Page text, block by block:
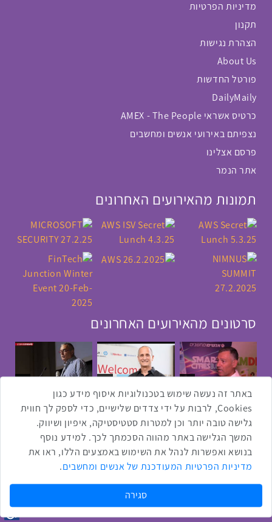
מדיניות הפרטיות
תקנון
הצהרת נגישות
About Us
פורטל החדשות
DailyMaily
כרטיס אשראי AMEX - The People
נצפיתם באירועי אנשים ומחשבים
פרסם אצלינו
אתר הנמר
תמונות מהאירועים האחרונים
סרטונים מהאירועים האחרונים
4:00
2:33
1:43
3:52
1:14
שתפו ברשת
שתף בלינקדאין
שתף בווטסאפ
שתף בטלגרם
באתר זה נעשה שימוש בטכנולוגיות איסוף מידע כגון
Cookies, לרבות על ידי צדדים שלישיים, כדי לספק לך חווית
גלישה טובה יותר וכן למטרות סטטיסטיקה, איפיון ושיווק.
המשך הגלישה באתר מהווה הסכמתך לכך. למידע נוסף
בנושא ואפשרות לנהל את השימוש באמצעים הללו, ראו את
מדיניות הפרטיות המעודכנת של אנשים ומחשבים.
סגירה